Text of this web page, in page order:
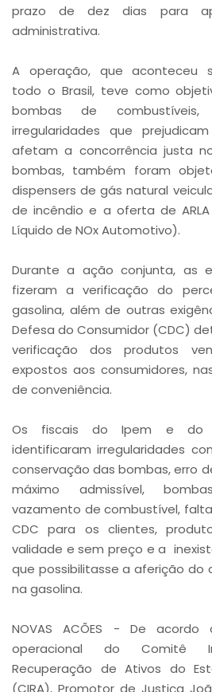
prazo de dez dias para
administrativa.
A operação, que aconteceu
todo o Brasil, teve como
bombas de combustíveis,
irregularidades que
afetam a concorrência justa
bombas, também foram
dispensers de gás natural
de incêndio e a oferta de
Líquido de NOx Automotivo).
Durante a ação conjunta, as
fizeram a verificação do
gasolina, além de outras
Defesa do Consumidor (CDC)
verificação dos produtos
expostos aos consumidores,
de conveniência.
Os fiscais do Ipem e do
identificaram irregularidades
conservação das bombas, erro
máximo admissível,
vazamento de combustível,
CDC para os clientes,
validade e sem preço e a
que possibilitasse a aferição
na gasolina.
NOVAS ACÕES - De
operacional do Comitê
Recuperação de Ativos do
(CIRA), Promotor de Justiça